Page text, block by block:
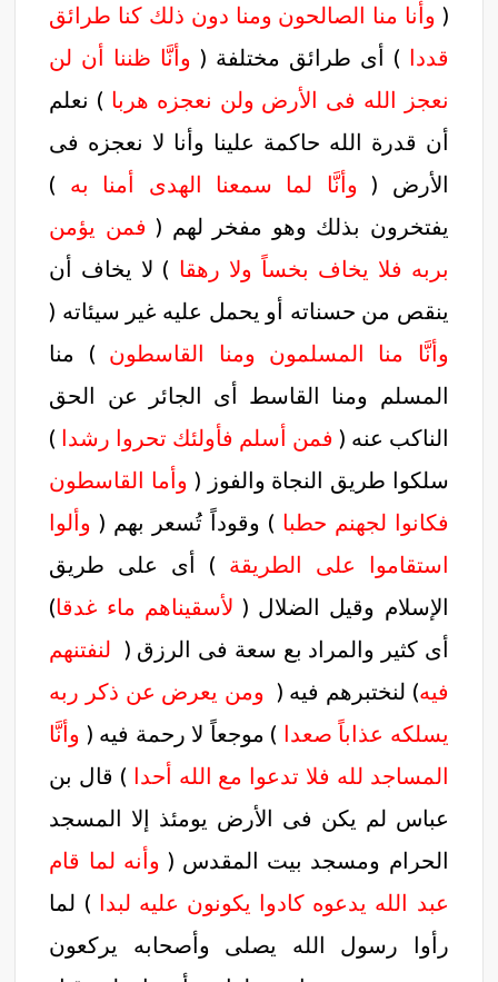
( وأنا منا الصالحون ومنا دون ذلك كنا طرائق
قددا ) أى طرائق مختلفة ( وأنَّا ظننا أن لن
نعجز الله فى الأرض ولن نعجزه هربا ) نعلم
أن قدرة الله حاكمة علينا وأنا لا نعجزه فى
الأرض ( وأنَّا لما سمعنا الهدى أمنا به )
يفتخرون بذلك وهو مفخر لهم ( فمن يؤمن
بربه فلا يخاف بخساً ولا رهقا ) لا يخاف أن
ينقص من حسناته أو يحمل عليه غير سيئاته (
وأنَّا منا المسلمون ومنا القاسطون ) منا
المسلم ومنا القاسط أى الجائر عن الحق
الناكب عنه ( فمن أسلم فأولئك تحروا رشدا )
سلكوا طريق النجاة والفوز ( وأما القاسطون
فكانوا لجهنم حطبا ) وقوداً تُسعر بهم ( وألوا
استقاموا على الطريقة ) أى على طريق
الإسلام وقيل الضلال ( لأسقيناهم ماء غدقا)
أى كثير والمراد بع سعة فى الرزق ( لنفتنهم
فيه) لنختبرهم فيه ( ومن يعرض عن ذكر ربه
يسلكه عذاباً صعدا ) موجعاً لا رحمة فيه ( وأنَّا
المساجد لله فلا تدعوا مع الله أحدا ) قال بن
عباس لم يكن فى الأرض يومئذ إلا المسجد
الحرام ومسجد بيت المقدس ( وأنه لما قام
عبد الله يدعوه كادوا يكونون عليه لبدا ) لما
رأوا رسول الله يصلى وأصحابه يركعون